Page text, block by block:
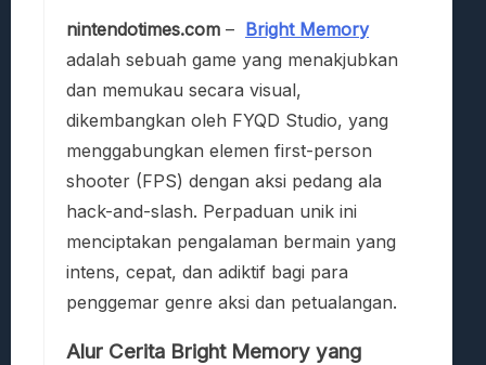
nintendotimes.com – Bright Memory
adalah sebuah game yang menakjubkan
dan memukau secara visual,
dikembangkan oleh FYQD Studio, yang
menggabungkan elemen first-person
shooter (FPS) dengan aksi pedang ala
hack-and-slash. Perpaduan unik ini
menciptakan pengalaman bermain yang
intens, cepat, dan adiktif bagi para
penggemar genre aksi dan petualangan.
Alur Cerita Bright Memory yang